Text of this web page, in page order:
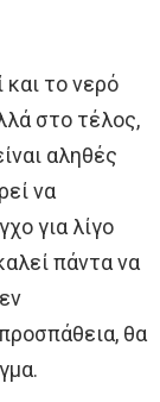
το νερό
στο τέλος,
αληθές
να
για λίγο
πάντα να
θα